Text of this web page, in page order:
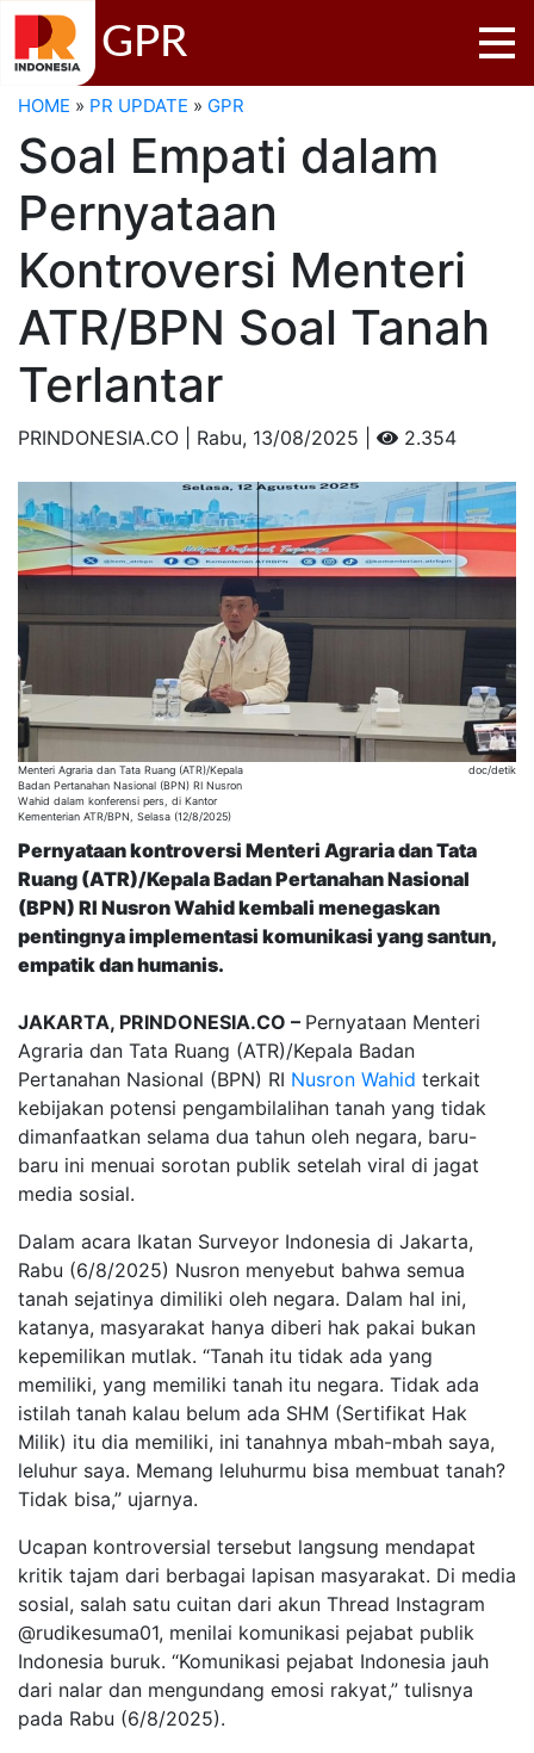
GPR
HOME » PR UPDATE » GPR
Soal Empati dalam
Pernyataan
Kontroversi Menteri
ATR/BPN Soal Tanah
Terlantar
PRINDONESIA.CO | Rabu, 13/08/2025 | 2.354
Menteri Agraria dan Tata Ruang (ATR)/Kepala
Badan Pertanahan Nasional (BPN) RI Nusron
Wahid dalam konferensi pers, di Kantor
Kementerian ATR/BPN, Selasa (12/8/2025)
doc/detik
Pernyataan kontroversi Menteri Agraria dan Tata
Ruang (ATR)/Kepala Badan Pertanahan Nasional
(BPN) RI Nusron Wahid kembali menegaskan
pentingnya implementasi komunikasi yang santun,
empatik dan humanis.
JAKARTA, PRINDONESIA.CO – Pernyataan Menteri
Agraria dan Tata Ruang (ATR)/Kepala Badan
Pertanahan Nasional (BPN) RI Nusron Wahid terkait
kebijakan potensi pengambilalihan tanah yang tidak
dimanfaatkan selama dua tahun oleh negara, baru-
baru ini menuai sorotan publik setelah viral di jagat
media sosial.
Dalam acara Ikatan Surveyor Indonesia di Jakarta,
Rabu (6/8/2025) Nusron menyebut bahwa semua
tanah sejatinya dimiliki oleh negara. Dalam hal ini,
katanya, masyarakat hanya diberi hak pakai bukan
kepemilikan mutlak. “Tanah itu tidak ada yang
memiliki, yang memiliki tanah itu negara. Tidak ada
istilah tanah kalau belum ada SHM (Sertifikat Hak
Milik) itu dia memiliki, ini tanahnya mbah-mbah saya,
leluhur saya. Memang leluhurmu bisa membuat tanah?
Tidak bisa,” ujarnya.
Ucapan kontroversial tersebut langsung mendapat
kritik tajam dari berbagai lapisan masyarakat. Di media
sosial, salah satu cuitan dari akun Thread Instagram
@rudikesuma01, menilai komunikasi pejabat publik
Indonesia buruk. “Komunikasi pejabat Indonesia jauh
dari nalar dan mengundang emosi rakyat,” tulisnya
pada Rabu (6/8/2025).